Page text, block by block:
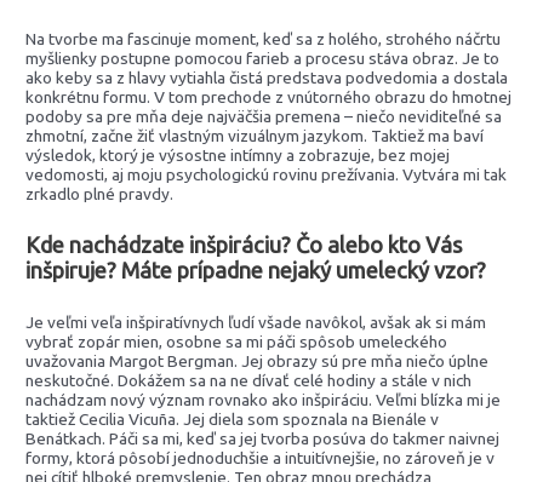
Na tvorbe ma fascinuje moment, keď sa z holého, strohého náčrtu
myšlienky postupne pomocou farieb a procesu stáva obraz. Je to
ako keby sa z hlavy vytiahla čistá predstava podvedomia a dostala
konkrétnu formu. V tom prechode z vnútorného obrazu do hmotnej
podoby sa pre mňa deje najväčšia premena – niečo neviditeľné sa
zhmotní, začne žiť vlastným vizuálnym jazykom. Taktiež ma baví
výsledok, ktorý je výsostne intímny a zobrazuje, bez mojej
vedomosti, aj moju psychologickú rovinu prežívania. Vytvára mi tak
zrkadlo plné pravdy.
Kde nachádzate inšpiráciu? Čo alebo kto Vás
inšpiruje? Máte prípadne nejaký umelecký vzor?
Je veľmi veľa inšpiratívnych ľudí všade navôkol, avšak ak si mám
vybrať zopár mien, osobne sa mi páči spôsob umeleckého
uvažovania Margot Bergman. Jej obrazy sú pre mňa niečo úplne
neskutočné. Dokážem sa na ne dívať celé hodiny a stále v nich
nachádzam nový význam rovnako ako inšpiráciu. Veľmi blízka mi je
taktiež Cecilia Vicuña. Jej diela som spoznala na Bienále v
Benátkach. Páči sa mi, keď sa jej tvorba posúva do takmer naivnej
formy, ktorá pôsobí jednoduchšie a intuitívnejšie, no zároveň je v
nej cítiť hlboké premyslenie. Ten obraz mnou prechádza